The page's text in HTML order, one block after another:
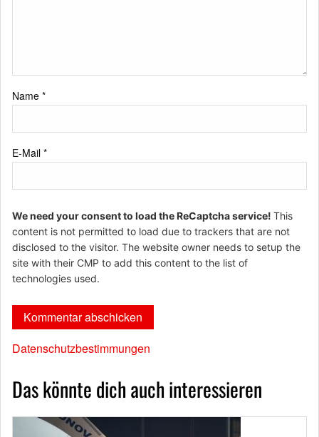
Name *
E-Mail *
We need your consent to load the ReCaptcha service! This
content is not permitted to load due to trackers that are not
disclosed to the visitor. The website owner needs to setup the
site with their CMP to add this content to the list of
technologies used.
Datenschutzbestimmungen
Das könnte dich auch interessieren